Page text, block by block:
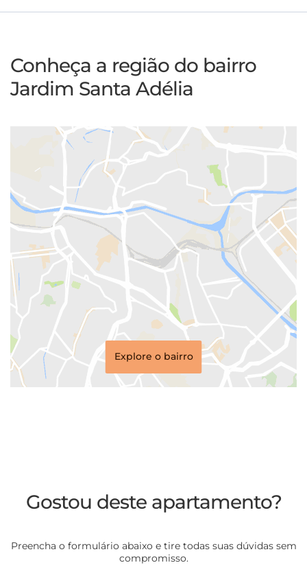
Conheça a região do bairro
Jardim Santa Adélia
Explore o bairro
Gostou deste apartamento?
Preencha o formulário abaixo e tire todas suas dúvidas sem
compromisso.